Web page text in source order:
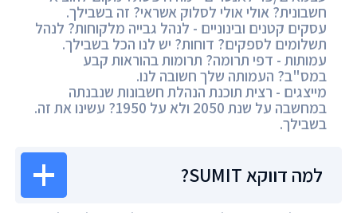
חשבונית? אולי אולי לסלוק אשראי? זה בשבילך.
עסקים קטנים ובינוניים - לנהל גבייה מלקוחות? לנהל
תשלומים לספקים? דוחות? יש לנו הכל בשבילך.
עמותות - דפי תרומה? תרומות בהוראות קבע
במס"ב? העמותה שלך חשובה לנו.
מייצגים - רצית תוכנת הנהלת חשבונות שנבנתה
במחשבה על שנת 2050 ולא על 1950? עשינו את זה.
בשבילך.
למה דווקא SUMIT?